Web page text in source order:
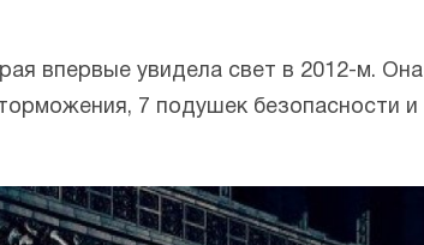
впервые увидела свет в 2012-м. Она
7 подушек безопасности и